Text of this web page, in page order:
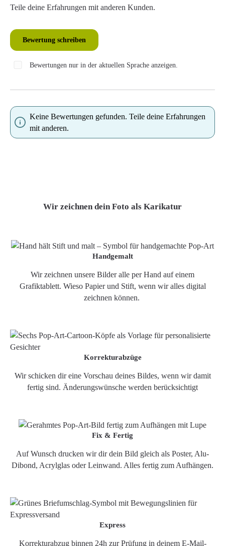
Teile deine Erfahrungen mit anderen Kunden.
Bewertung schreiben
Bewertungen nur in der aktuellen Sprache anzeigen.
Keine Bewertungen gefunden. Teile deine Erfahrungen
mit anderen.
Wir zeichnen dein Foto als Karikatur
Handgemalt
Wir zeichnen unsere Bilder alle per Hand auf einem
Grafiktablett. Wieso Papier und Stift, wenn wir alles digital
zeichnen können.
Korrekturabzüge
Wir schicken dir eine Vorschau deines Bildes, wenn wir damit
fertig sind. Änderungswünsche werden berücksichtigt
Fix & Fertig
Auf Wunsch drucken wir dir dein Bild gleich als Poster, Alu-
Dibond, Acrylglas oder Leinwand. Alles fertig zum Aufhängen.
Express
Korrekturabzug binnen 24h zur Prüfung in deinem E-Mail-